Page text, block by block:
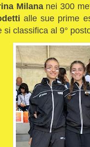
Milananei 300
alle sue prime
si classifica al 9°